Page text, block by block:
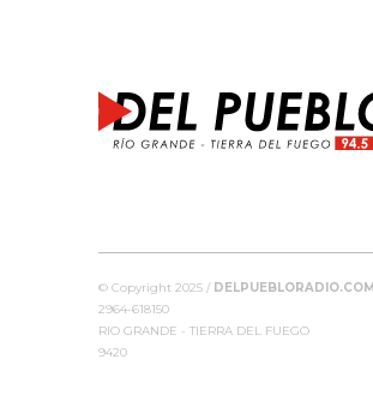
© Copyright 2025 /
2964-618150
RIO GRANDE - TIERRA DEL FUEGO
9420